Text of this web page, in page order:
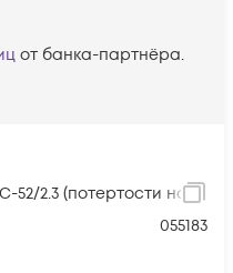
52/2.3 (потертости на
055183
от банка-партнёра.